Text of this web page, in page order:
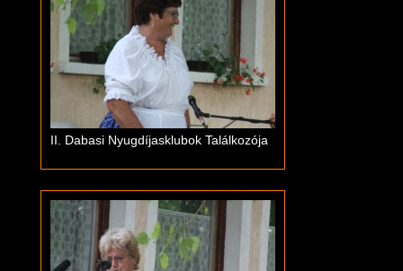
II. Dabasi Nyugdíjasklubok Találkozója